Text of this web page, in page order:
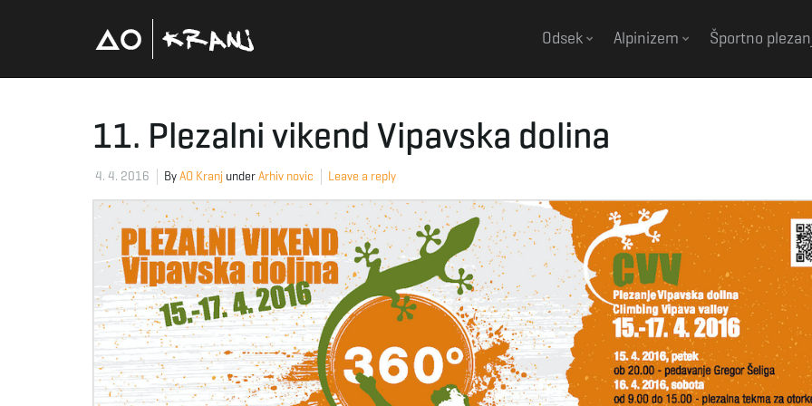
Odsek Alpinizem Športno
11. Plezalni vikend Vipavska dolina
4. 4. 2016 ByAO Kranj underArhiv novic Leave a reply